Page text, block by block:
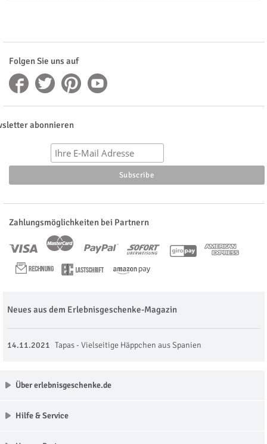
Folgen Sie uns auf
abonnieren
Zahlungsmöglichkeiten bei Partnern
Neues aus dem Erlebnisgeschenke-Magazin
14.11.2021 Tapas - Vielseitige Häppchen aus Spanien
Über erlebnisgeschenke.de
Hilfe & Service